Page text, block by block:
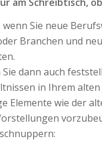
Sie neue
Branchen und
dann auch
in Ihrem
Elemente wie der